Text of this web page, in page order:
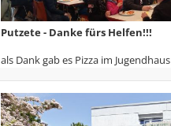
Putzete - Danke fürs Helfen!!!
als Dank gab es Pizza im Jugendhaus